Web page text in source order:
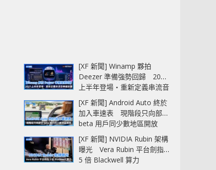
[XF 新聞] Winamp 夥拍
Deezer 準備強勢回歸 2027
上半年登場‧重新定義串流音
樂播放器
[XF 新聞] Android Auto 終於
加入車速表 現階段只向部分
beta 用戶同少數地區開放
[XF 新聞] NVIDIA Rubin 架構
曝光 Vera Rubin 平台劍指
5 倍 Blackwell 算力